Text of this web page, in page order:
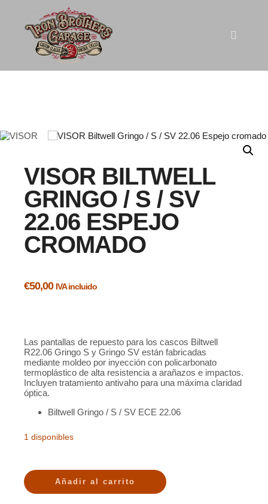
VISOR BILTWELL
GRINGO / S / SV
22.06 ESPEJO
CROMADO
€50,00 IVA incluido
Las pantallas de repuesto para los cascos Biltwell
R22.06 Gringo S y Gringo SV están fabricadas
mediante moldeo por inyección con policarbonato
termoplástico de alta resistencia a arañazos e impactos.
Incluyen tratamiento antivaho para una máxima claridad
óptica.
Biltwell Gringo / S / SV ECE 22.06
1 disponibles
Añadir al carrito